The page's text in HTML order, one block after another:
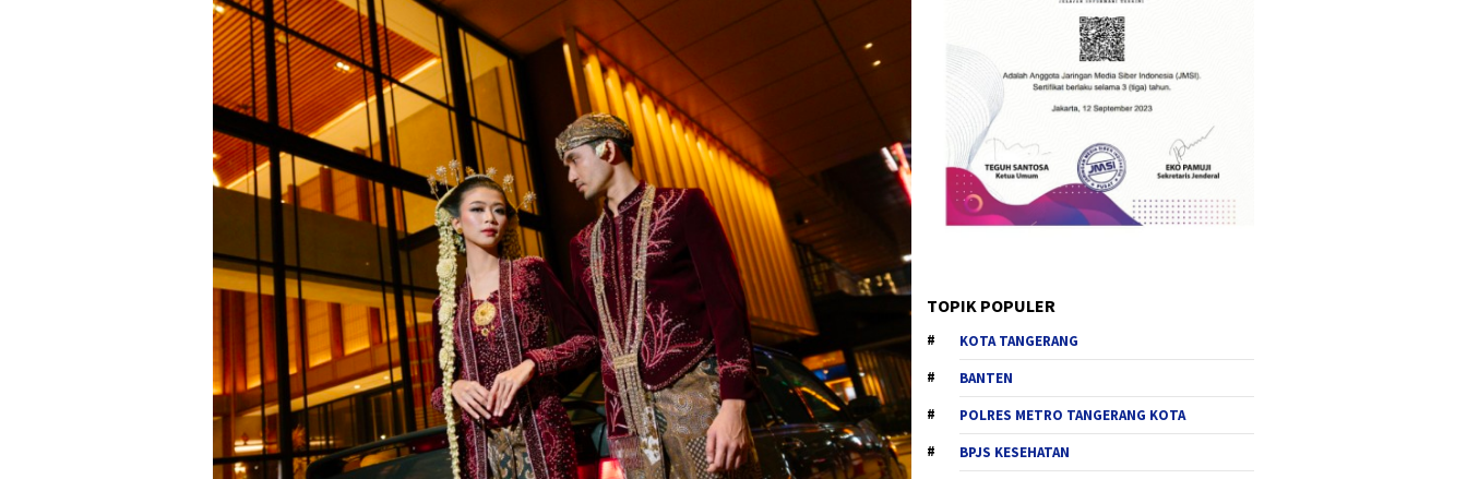
TOPIK POPULER
KOTA TANGERANG
BANTEN
POLRES METRO TANGERANG KOTA
BPJS KESEHATAN